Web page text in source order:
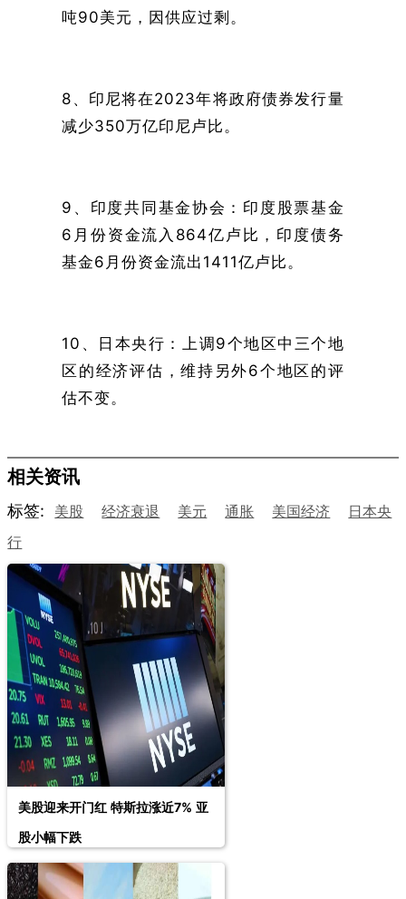
吨90美元，因供应过剩。
8、印尼将在2023年将政府债券发行量
减少350万亿印尼卢比。
9、印度共同基金协会：印度股票基金
6月份资金流入864亿卢比，印度债务
基金6月份资金流出1411亿卢比。
10、日本央行：上调9个地区中三个地
区的经济评估，维持另外6个地区的评
估不变。
相关资讯
标签: 美股 经济衰退 美元 通胀 美国经济
日本央
行
美股迎来开门红 特斯拉涨近7% 亚
股小幅下跌